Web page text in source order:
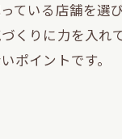
て始発まで過ご
を快適にするシ
ている店舗を
くりに力を入
ポイントです。